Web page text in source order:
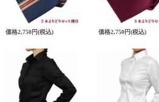
価格2,750円(税込) 価格2,750円(税込)